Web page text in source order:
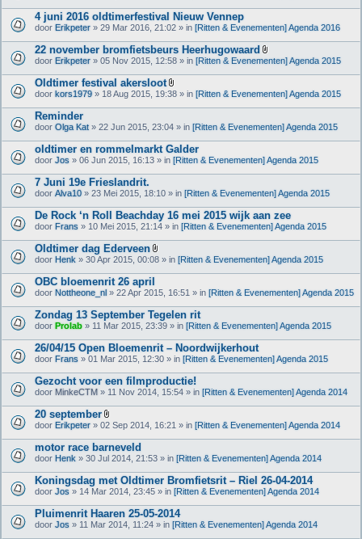
4 juni 2016 oldtimerfestival Nieuw Vennep
door Erikpeter » 29 Mar 2016, 21:02 » in [Ritten & Evenementen] Agenda 2016
22 november bromfietsbeurs Heerhugowaard
B
j
a
g
(
door Erikpeter » 05 Nov 2015, 12:58 » in [Ritten & Evenementen] Agenda 2015
Oldtimer festival akersloot
B
j
a
g
e
(
door kors1979 » 18 Aug 2015, 19:38 » in [Ritten & Evenementen] Agenda 2015
Reminder
door Olga Kat » 22 Jun 2015, 23:04 » in [Ritten & Evenementen] Agenda 2015
oldtimer en rommelmarkt Galder
door Jos » 06 Jun 2015, 16:13 » in [Ritten & Evenementen] Agenda 2015
7 Juni 19e Frieslandrit.
door Alva10 » 23 Mei 2015, 18:10 » in [Ritten & Evenementen] Agenda 2015
De Rock ‘n Roll Beachday 16 mei 2015 wijk aan zee
door Frans » 10 Mei 2015, 21:14 » in [Ritten & Evenementen] Agenda 2015
Oldtimer dag Ederveen
B
j
a
g
e
(
)
door Henk » 30 Apr 2015, 00:08 » in [Ritten & Evenementen] Agenda 2015
OBC bloemenrit 26 april
door Nottheone_nl » 22 Apr 2015, 16:51 » in [Ritten & Evenementen] Agenda 2015
Zondag 13 September Tegelen rit
door Prolab » 11 Mar 2015, 23:39 » in [Ritten & Evenementen] Agenda 2015
26/04/15 Open Bloemenrit – Noordwijkerhout
door Frans » 01 Mar 2015, 12:30 » in [Ritten & Evenementen] Agenda 2015
Gezocht voor een filmproductie!
door MinkeCTM » 11 Nov 2014, 15:54 » in [Ritten & Evenementen] Agenda 2014
20 september
B
j
l
a
g
e
(
)
door Erikpeter » 02 Sep 2014, 16:21 » in [Ritten & Evenementen] Agenda 2014
motor race barneveld
door Henk » 30 Jul 2014, 21:53 » in [Ritten & Evenementen] Agenda 2014
Koningsdag met Oldtimer Bromfietsrit – Riel 26-04-2014
door Jos » 14 Mar 2014, 23:45 » in [Ritten & Evenementen] Agenda 2014
Pluimenrit Haaren 25-05-2014
door Jos » 11 Mar 2014, 11:24 » in [Ritten & Evenementen] Agenda 2014